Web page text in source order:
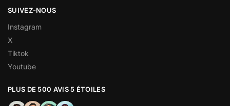
SUIVEZ-NOUS
Instagram
X
Tiktok
Youtube
PLUS DE 500 AVIS 5 ÉTOILES